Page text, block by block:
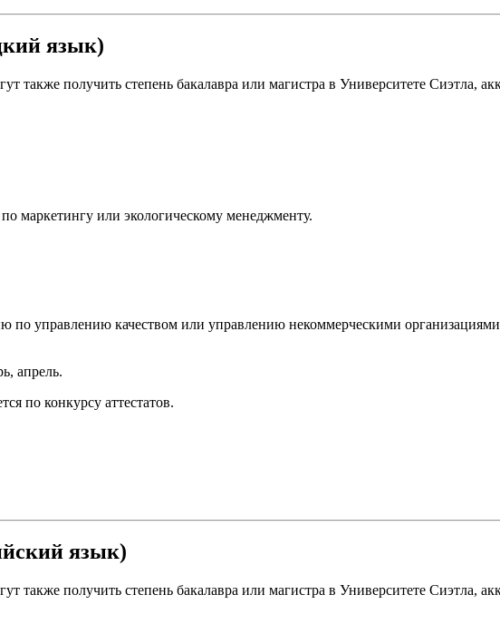
язык)
также получить степень бакалавра или магистра в Университете Сиэтла,
маркетингу или экологическому менеджменту.
по управлению качеством или управлению некоммерческими
апрель.
по конкурсу аттестатов.
язык)
также получить степень бакалавра или магистра в Университете Сиэтла,